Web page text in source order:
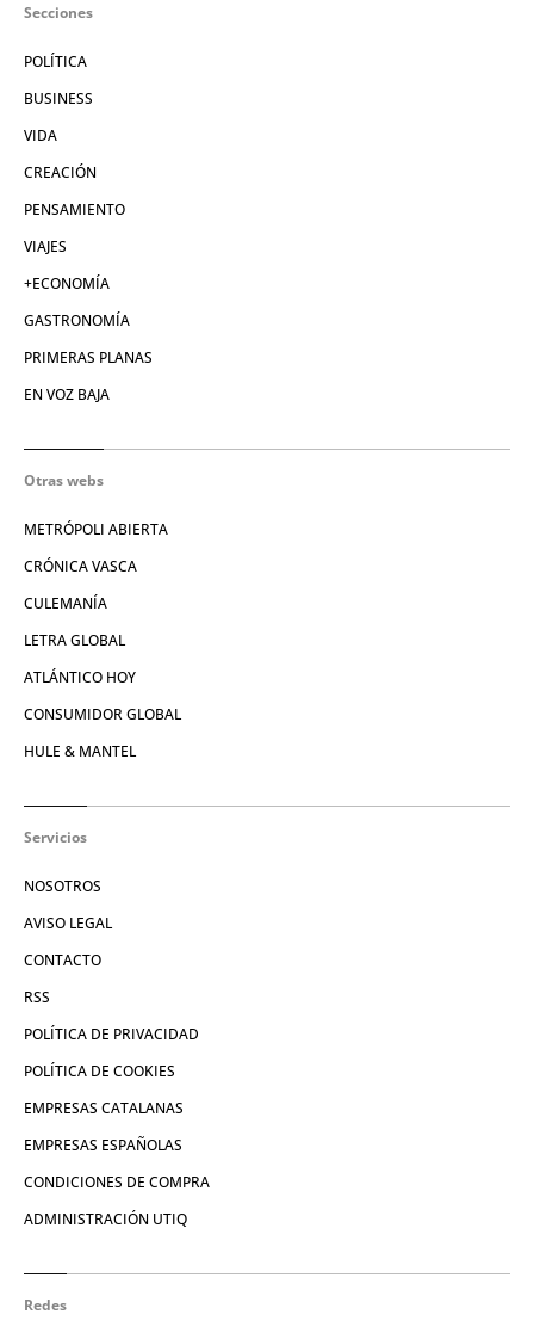
Secciones
POLÍTICA
BUSINESS
VIDA
CREACIÓN
PENSAMIENTO
VIAJES
+ECONOMÍA
GASTRONOMÍA
PRIMERAS PLANAS
EN VOZ BAJA
Otras webs
METRÓPOLI ABIERTA
CRÓNICA VASCA
CULEMANÍA
LETRA GLOBAL
ATLÁNTICO HOY
CONSUMIDOR GLOBAL
HULE & MANTEL
Servicios
NOSOTROS
AVISO LEGAL
CONTACTO
RSS
POLÍTICA DE PRIVACIDAD
POLÍTICA DE COOKIES
EMPRESAS CATALANAS
EMPRESAS ESPAÑOLAS
CONDICIONES DE COMPRA
ADMINISTRACIÓN UTIQ
Redes